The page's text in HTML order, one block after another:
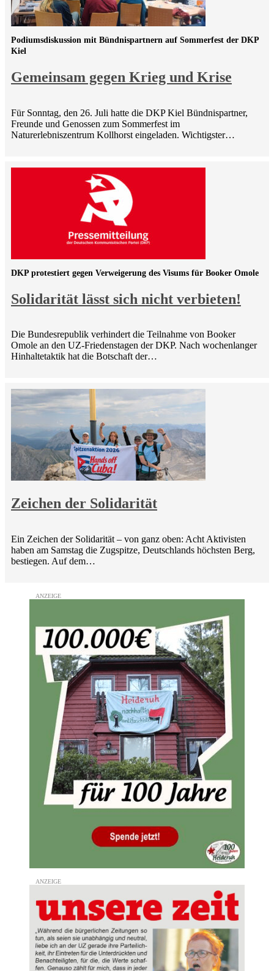
Gemeinsam gegen Krieg und Krise
Podiumsdiskussion mit Bündnispartnern auf Sommerfest der DKP
Kiel
Für Sonntag, den 26. Juli hatte die DKP Kiel Bündnispartner,
Freunde und Genossen zum Sommerfest im
Naturerlebniszentrum Kollhorst eingeladen. Wichtigster…
Solidarität lässt sich nicht verbieten!
DKP protestiert gegen Verweigerung des Visums für Booker Omole
Die Bundesrepublik verhindert die Teilnahme von Booker
Omole an den UZ-Friedenstagen der DKP. Nach wochenlanger
Hinhaltetaktik hat die Botschaft der…
Zeichen der Solidarität
Ein Zeichen der Solidarität – von ganz oben: Acht Aktivisten
haben am Samstag die Zugspitze, Deutschlands höchsten Berg,
bestiegen. Auf dem…